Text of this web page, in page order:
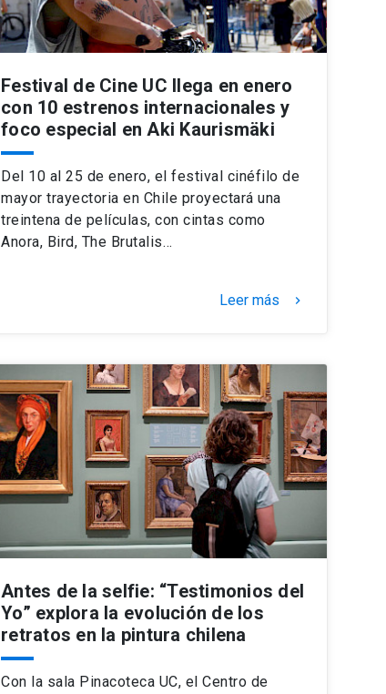
Festival de Cine UC llega en enero
con 10 estrenos internacionales y
foco especial en Aki Kaurismäki
Del 10 al 25 de enero, el festival cinéfilo de
mayor trayectoria en Chile proyectará una
treintena de películas, con cintas como
Anora, Bird, The Brutalis…
Leer más keyboard_arrow_right
Antes de la selfie: “Testimonios del
Yo” explora la evolución de los
retratos en la pintura chilena
Con la sala Pinacoteca UC, el Centro de